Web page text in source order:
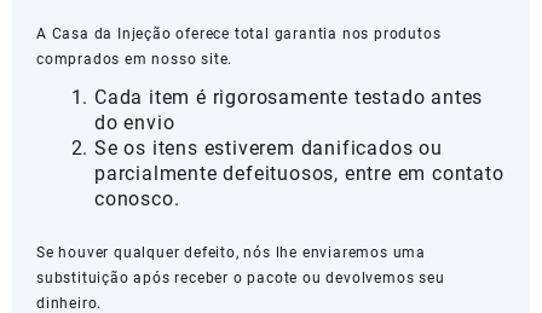
A Casa da Injeção oferece total garantia nos produtos
comprados em nosso site.
Cada item é rigorosamente testado antes
do envio
Se os itens estiverem danificados ou
parcialmente defeituosos, entre em contato
conosco.
Se houver qualquer defeito, nós lhe enviaremos uma
substituição após receber o pacote ou devolvemos seu
dinheiro.